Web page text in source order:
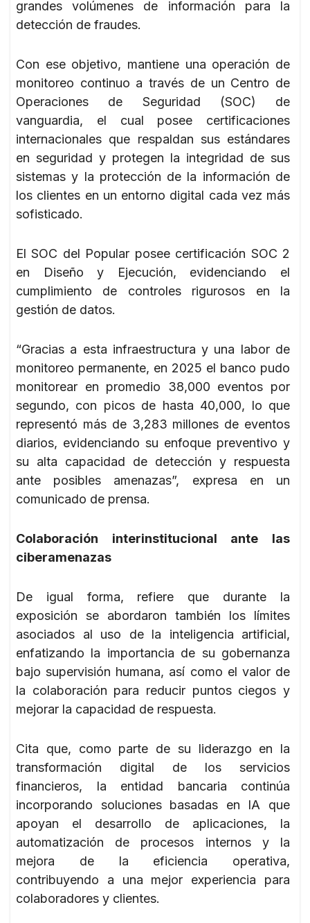
grandes volúmenes de información para la
detección de fraudes.
Con ese objetivo, mantiene una operación de
monitoreo continuo a través de un Centro de
Operaciones de Seguridad (SOC) de
vanguardia, el cual posee certificaciones
internacionales que respaldan sus estándares
en seguridad y protegen la integridad de sus
sistemas y la protección de la información de
los clientes en un entorno digital cada vez más
sofisticado.
El SOC del Popular posee certificación SOC 2
en Diseño y Ejecución, evidenciando el
cumplimiento de controles rigurosos en la
gestión de datos.
“Gracias a esta infraestructura y una labor de
monitoreo permanente, en 2025 el banco pudo
monitorear en promedio 38,000 eventos por
segundo, con picos de hasta 40,000, lo que
representó más de 3,283 millones de eventos
diarios, evidenciando su enfoque preventivo y
su alta capacidad de detección y respuesta
ante posibles amenazas”, expresa en un
comunicado de prensa.
Colaboración interinstitucional ante las
ciberamenazas
De igual forma, refiere que durante la
exposición se abordaron también los límites
asociados al uso de la inteligencia artificial,
enfatizando la importancia de su gobernanza
bajo supervisión humana, así como el valor de
la colaboración para reducir puntos ciegos y
mejorar la capacidad de respuesta.
Cita que, como parte de su liderazgo en la
transformación digital de los servicios
financieros, la entidad bancaria continúa
incorporando soluciones basadas en IA que
apoyan el desarrollo de aplicaciones, la
automatización de procesos internos y la
mejora de la eficiencia operativa,
contribuyendo a una mejor experiencia para
colaboradores y clientes.